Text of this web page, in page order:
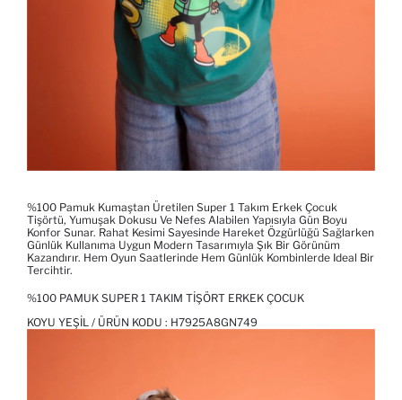
%100 Pamuk Kumaştan Üretilen Super 1 Takım Erkek Çocuk
Tişörtü, Yumuşak Dokusu Ve Nefes Alabilen Yapısıyla Gün Boyu
Konfor Sunar. Rahat Kesimi Sayesinde Hareket Özgürlüğü Sağlarken
Günlük Kullanıma Uygun Modern Tasarımıyla Şık Bir Görünüm
Kazandırır. Hem Oyun Saatlerinde Hem Günlük Kombinlerde Ideal Bir
Tercihtir.
%100 PAMUK SUPER 1 TAKIM TIŞÖRT ERKEK ÇOCUK
KOYU YEŞIL / ÜRÜN KODU : H7925A8GN749